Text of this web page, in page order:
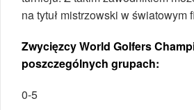
na tytuł mistrzowski w światowym
Zwycięzcy World Golfers
poszczególnych grupach:
0-5